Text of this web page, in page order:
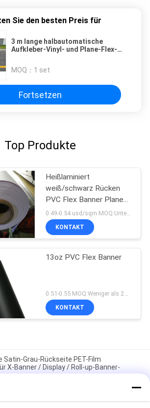
Sie den besten Preis für
3 m lange halbautomatische
Aufkleber-Vinyl- und Plane-Flex-
MOQ： 1 set
Fortsetzen
Top Produkte
Heißlaminiert
weiß/schwarz Rücken
PVC Flex Banner Plane
440gsm (13oz)
KONTAKT
13oz PVC Flex Banner
KONTAKT
Grau-Rückseite PET-Film
X-Banner / Display / Roll-up-Banner-
Displaymaterial graues Blockout-PET-
für Roll-Up/X-Banner